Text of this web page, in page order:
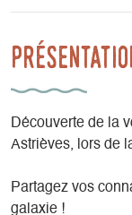
Découverte de la
Astrièves, lors de
Partagez vos
galaxie !